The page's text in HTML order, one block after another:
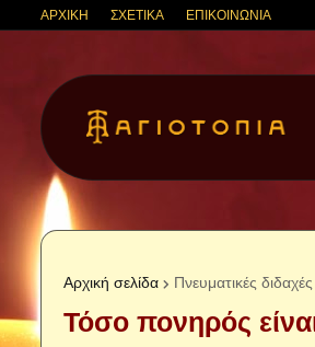
ΑΡΧΙΚΗ ΣΧΕΤΙΚΑ ΕΠΙΚΟΙΝΩΝΙΑ
Αρχική σελίδα Πνευματικές διδαχές
Τόσο πονηρός